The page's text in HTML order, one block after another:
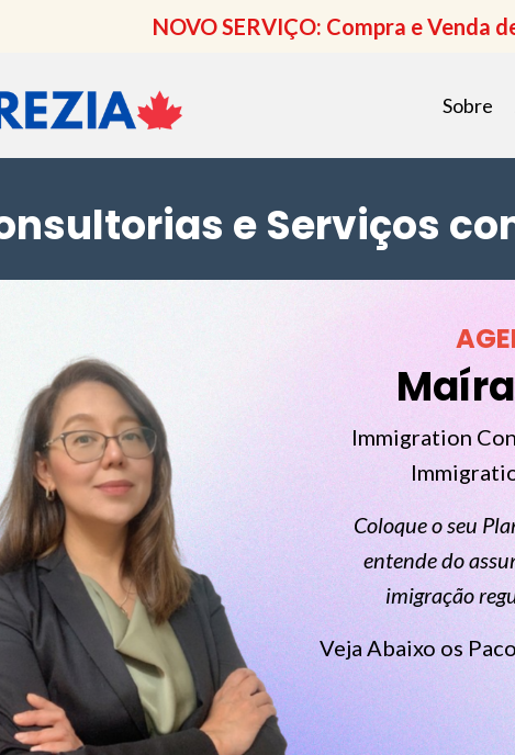
NOVO SERVIÇO: Compra e Venda
Sobre
e Serviços
Immigration
Coloque o seu
entende do
imigração
Veja Abaixo os